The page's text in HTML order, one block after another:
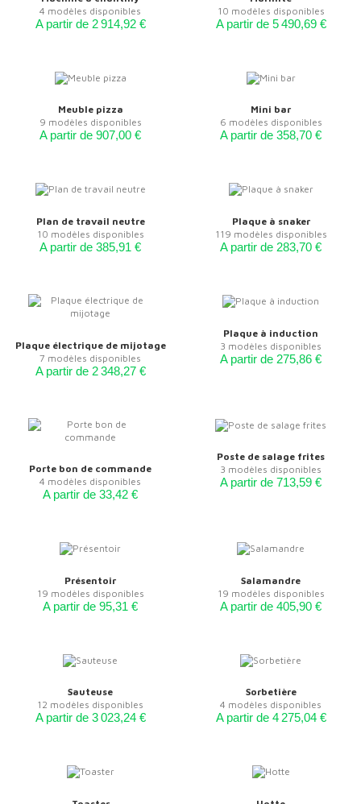
4 modèles disponibles
A partir de 2 914,92 €
10 modèles disponibles
A partir de 5 490,69 €
Meuble pizza
9 modèles disponibles
A partir de 907,00 €
Mini bar
6 modèles disponibles
A partir de 358,70 €
Plan de travail neutre
10 modèles disponibles
A partir de 385,91 €
Plaque à snaker
119 modèles disponibles
A partir de 283,70 €
Plaque électrique de mijotage
7 modèles disponibles
A partir de 2 348,27 €
Plaque à induction
3 modèles disponibles
A partir de 275,86 €
Porte bon de commande
4 modèles disponibles
A partir de 33,42 €
Poste de salage frites
3 modèles disponibles
A partir de 713,59 €
Présentoir
19 modèles disponibles
A partir de 95,31 €
Salamandre
19 modèles disponibles
A partir de 405,90 €
Sauteuse
12 modèles disponibles
A partir de 3 023,24 €
Sorbetière
4 modèles disponibles
A partir de 4 275,04 €